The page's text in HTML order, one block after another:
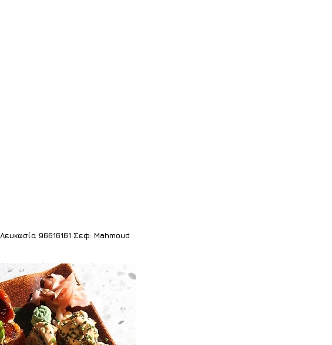
, Λευκωσία 96616161 Σεφ: Mahmoud